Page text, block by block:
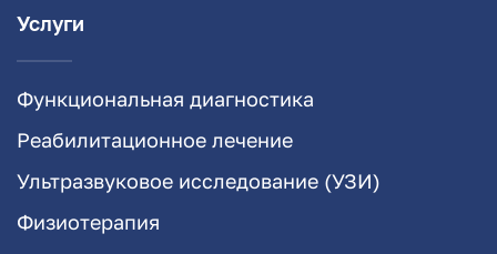
Услуги
Функциональная диагностика
Реабилитационное лечение
Ультразвуковое исследование (УЗИ)
Физиотерапия